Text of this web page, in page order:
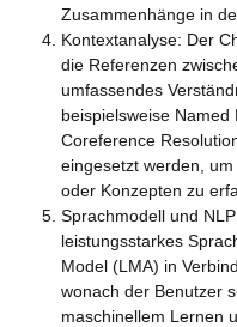
Zusammenhänge in
Kontextanalyse: Der
die Referenzen
umfassendes
beispielsweise Named
Coreference
eingesetzt werden,
oder Konzepten zu
Sprachmodell und
leistungsstarkes
Model (LMA) in
wonach der Benutzer
maschinellem Lernen